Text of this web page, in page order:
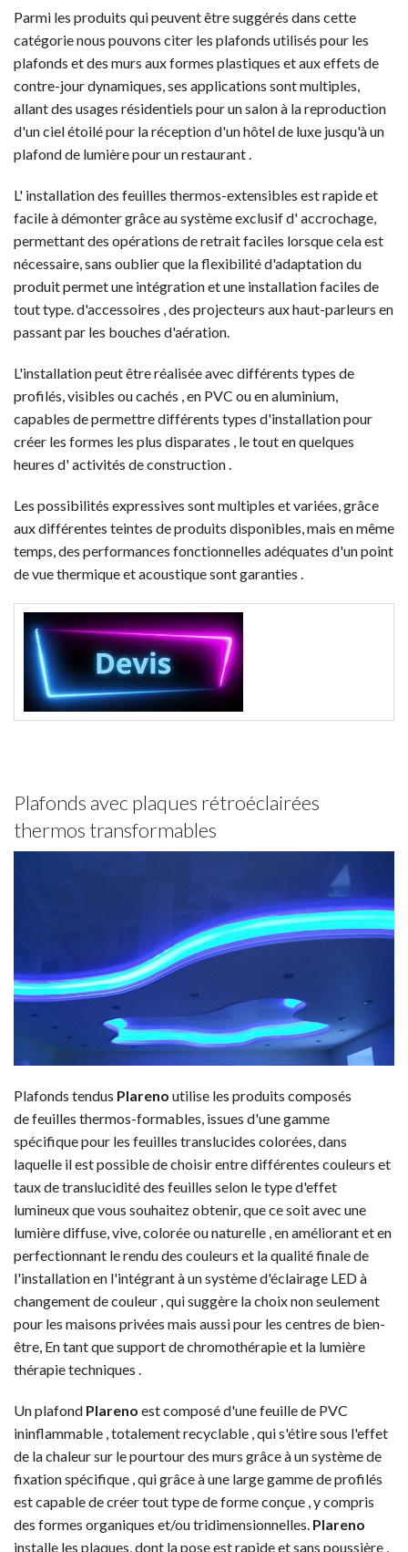
Parmi les produits qui peuvent être suggérés dans cette
catégorie nous pouvons citer les plafonds utilisés pour les
plafonds et des murs aux formes plastiques et aux effets de
contre-jour dynamiques, ses applications sont multiples,
allant des usages résidentiels pour un salon à la reproduction
d'un ciel étoilé pour la réception d'un hôtel de luxe jusqu'à un
plafond de lumière pour un restaurant .
L' installation des feuilles thermos-extensibles est rapide et
facile à démonter grâce au système exclusif d' accrochage,
permettant des opérations de retrait faciles lorsque cela est
nécessaire, sans oublier que la flexibilité d'adaptation du
produit permet une intégration et une installation faciles de
tout type. d'accessoires , des projecteurs aux haut-parleurs en
passant par les bouches d'aération.
L'installation peut être réalisée avec différents types de
profilés, visibles ou cachés , en PVC ou en aluminium,
capables de permettre différents types d'installation pour
créer les formes les plus disparates , le tout en quelques
heures d' activités de construction .
Les possibilités expressives sont multiples et variées, grâce
aux différentes teintes de produits disponibles, mais en même
temps, des performances fonctionnelles adéquates d'un point
de vue thermique et acoustique sont garanties .
Plafonds avec plaques rétroéclairées
thermos transformables
Plafonds tendus Plareno utilise les produits composés
de feuilles thermos-formables, issues d'une gamme
spécifique pour les feuilles translucides colorées, dans
laquelle il est possible de choisir entre différentes couleurs et
taux de translucidité des feuilles selon le type d'effet
lumineux que vous souhaitez obtenir, que ce soit avec une
lumière diffuse, vive, colorée ou naturelle , en améliorant et en
perfectionnant le rendu des couleurs et la qualité finale de
l'installation en l'intégrant à un système d'éclairage LED à
changement de couleur , qui suggère la choix non seulement
pour les maisons privées mais aussi pour les centres de bien-
être, En tant que support de chromothérapie et la lumière
thérapie techniques .
Un plafond Plareno est composé d'une feuille de PVC
ininflammable , totalement recyclable , qui s'étire sous l'effet
de la chaleur sur le pourtour des murs grâce à un système de
fixation spécifique , qui grâce à une large gamme de profilés
est capable de créer tout type de forme conçue , y compris
des formes organiques et/ou tridimensionnelles. Plareno
installe les plaques, dont la pose est rapide et sans poussière ,